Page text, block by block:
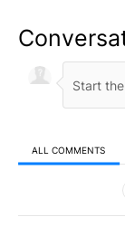
ALL COMMENTS
All